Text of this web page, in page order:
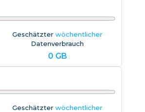
Geschätzterwöchentlicher
Datenverbrauch
0 GB
Geschätzterwöchentlicher